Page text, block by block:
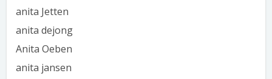
anita Jetten
anita dejong
Anita Oeben
anita jansen